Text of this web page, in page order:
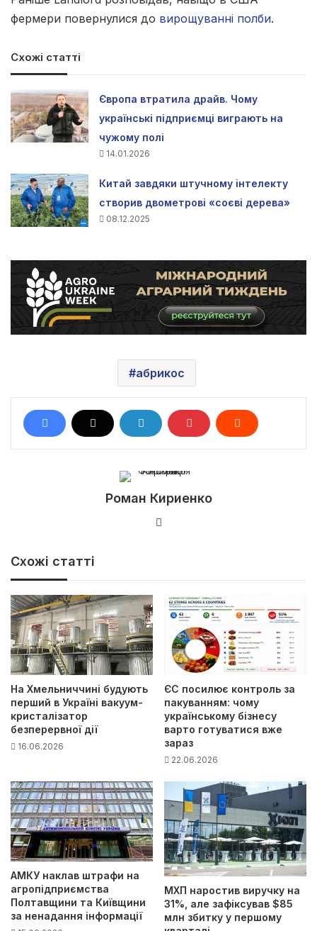
фермери повернулися до вирощуванні полби.
Схожі статті
Європа втратила драйв. Чому
українські підприємці виграють на
чужому полі
14.01.2026
Китай завдяки штучному інтелекту
створив двометрові «соєві дерева»
08.12.2025
абрикос
Роман Кириенко
Схожі статті
На Хмельниччині будують
перший в Україні вакуум-
кристалізатор
безперервної дії
16.06.2026
ЄС посилює контроль за
пакуванням: чому
українському бізнесу
варто готуватися вже
зараз
22.06.2026
АМКУ наклав штрафи на
агропідприємства
Полтавщини та Київщини
за ненадання інформації
МХП наростив виручку на
31%, але зафіксував $85
млн збитку у першому